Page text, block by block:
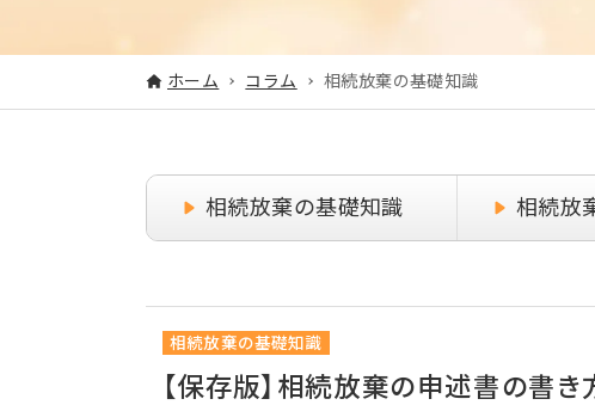
ホーム コラム 相続放棄の基礎知識
相続放棄の基礎知識 相続放
【保存版】相続放棄の申述書の書
相続放棄の基礎知識